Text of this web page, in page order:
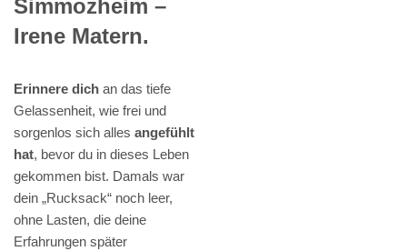
Simmozheim –
Irene Matern.
Erinnere dich an das tiefe
Gelassenheit, wie frei und
sorgenlos sich alles angefühlt
hat, bevor du in dieses Leben
gekommen bist. Damals war
dein „Rucksack“ noch leer,
ohne Lasten, die deine
Erfahrungen später